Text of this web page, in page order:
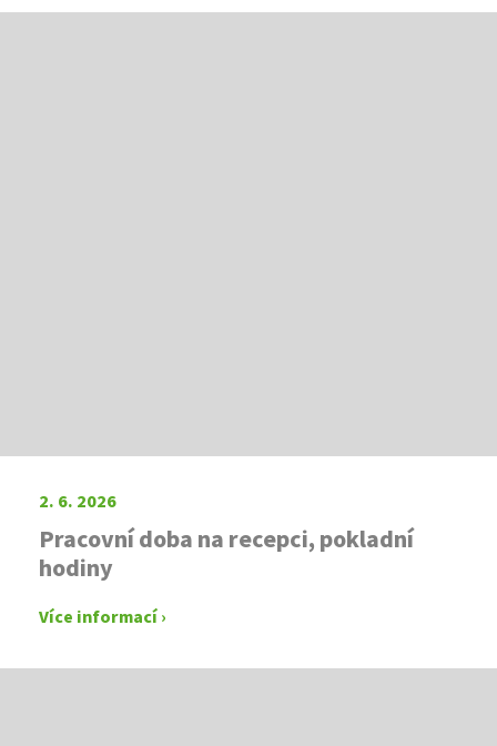
2. 6. 2026
Pracovní doba na recepci, pokladní
hodiny
Více informací ›